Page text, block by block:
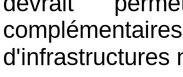
d'infrastructures